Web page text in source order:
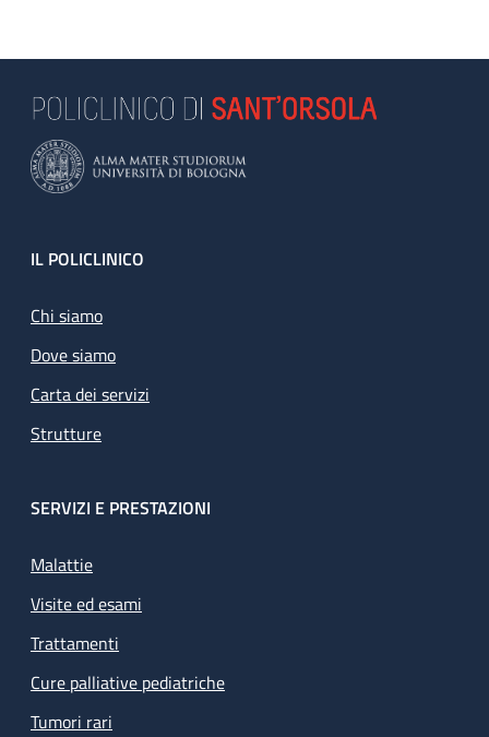
Footer
IL POLICLINICO
Chi siamo
Dove siamo
Carta dei servizi
Strutture
SERVIZI E PRESTAZIONI
Malattie
Visite ed esami
Trattamenti
Cure palliative pediatriche
Tumori rari